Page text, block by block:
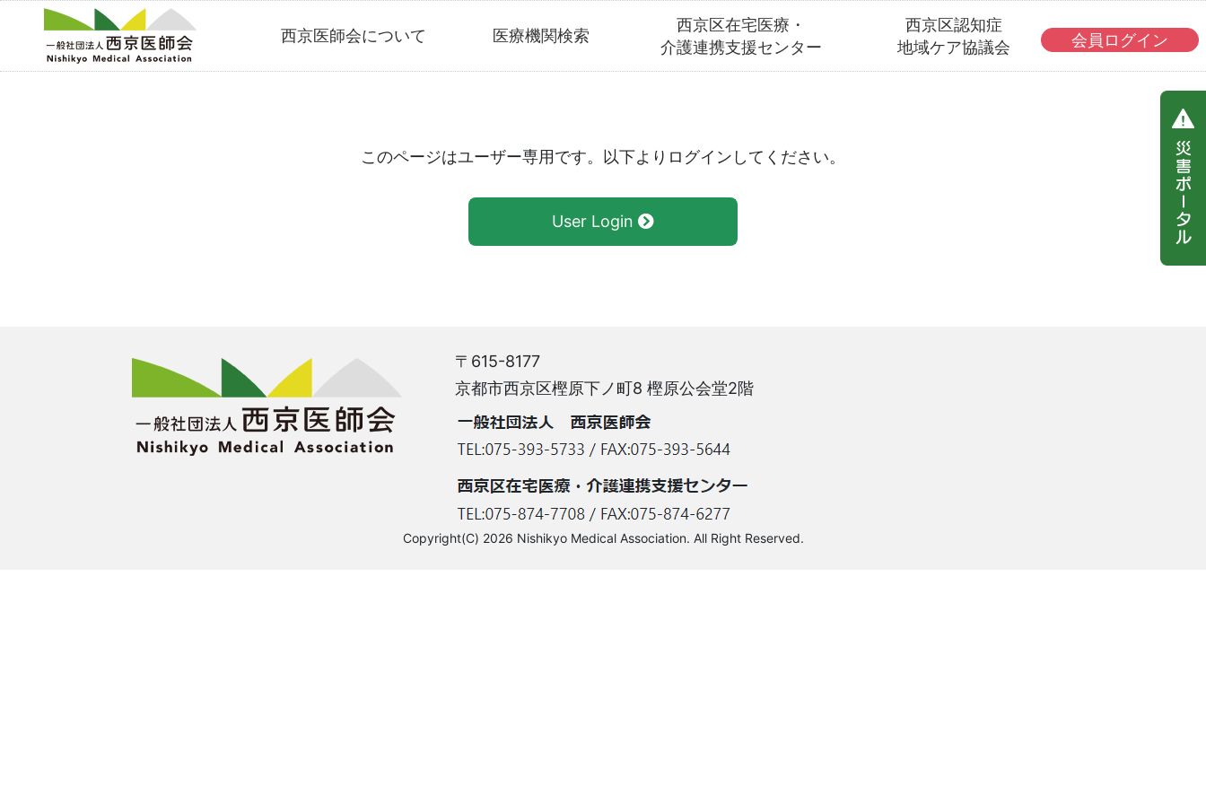
content
西京医師会について 医療機関検索
西京区在宅医療・
介護連携支援センター
西京区認知症
地域ケア協議会
会員ログイン
このページはユーザー専用です。以下よりログインしてください。
User Login
〒615-8177
京都市西京区樫原下ノ町8 樫原公会堂2階
Copyright(C) 2026 Nishikyo Medical Association. All Right Reserved.